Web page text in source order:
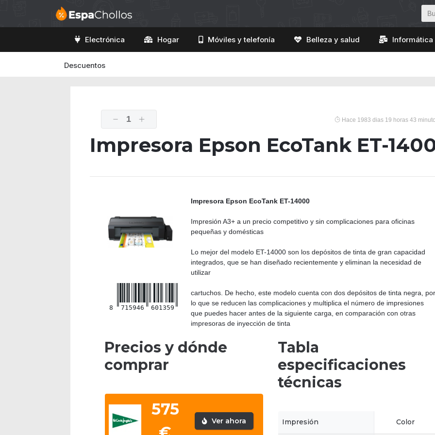
Electrónica Hogar Móviles y telefonía Belleza y salud
Descuentos
1 Hace 1983 dias 19 horas 43
Impresora Epson EcoTank ET-
8 715946 601359
Impresora Epson EcoTank ET-14000
Impresión A3+ a un precio competitivo y sin complicaciones para oficinas
pequeñas y domésticas
Lo mejor del modelo ET-14000 son los depósitos de tinta de gran capacidad
integrados, que se han diseñado recientemente y eliminan la necesidad de
utilizar
cartuchos. De hecho, este modelo cuenta con dos depósitos de tinta negra, por
lo que se reducen las complicaciones y multiplica el número de impresiones
que puedes hacer antes de la siguiente carga, en comparación con otras
impresoras de inyección de tinta
Precios y dónde
comprar
575
Ver ahora
Tabla
especificaciones
técnicas
Impresión Color